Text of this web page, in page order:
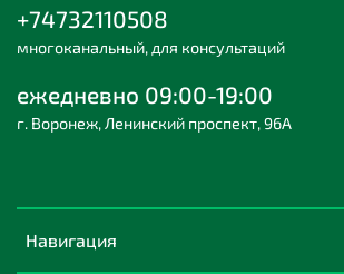
Навигация
+74732110508
многоканальный, для консультаций
ежедневно 09:00-19:00
г. Воронеж, Ленинский проспект, 96А